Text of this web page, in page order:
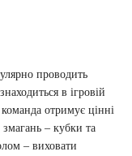
проводить
в ігровій
отримує цінні
– кубки та
– виховати